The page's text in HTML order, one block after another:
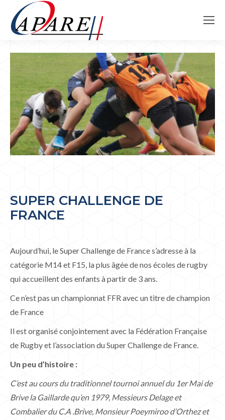
SUPER CHALLENGE DE
FRANCE
Aujourd’hui, le Super Challenge de France s’adresse à la
catégorie M14 et F15, la plus âgée de nos écoles de rugby
qui accueillent des enfants à partir de 3 ans.
Ce n’est pas un championnat FFR avec un titre de champion
de France
Il est organisé conjointement avec la Fédération Française
de Rugby et l’association du Super Challenge de France.
Un peu d’histoire :
C’est au cours du traditionnel tournoi annuel du 1er Mai de
Brive la Gaillarde qu’en 1979, Messieurs Delage et
Combalier du C.A .Brive, Monsieur Poeymiroo d’Orthez et